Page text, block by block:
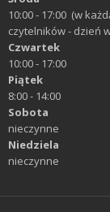
10:00 - 17:00 (w
czytelników - dzień
Czwartek
10:00 - 17:00
Piątek
8:00 - 14:00
Sobota
nieczynne
Niedziela
nieczynne